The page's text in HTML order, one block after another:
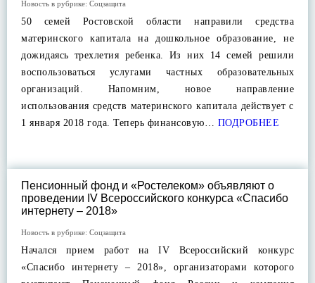
Новость в рубрике: Соцзащита
50 семей Ростовской области направили средства
материнского капитала на дошкольное образование, не
дожидаясь трехлетия ребенка. Из них 14 семей решили
воспользоваться услугами частных образовательных
организаций. Напомним, новое направление
использования средств материнского капитала действует с
1 января 2018 года. Теперь финансовую… ПОДРОБНЕЕ
Пенсионный фонд и «Ростелеком» объявляют о
проведении IV Всероссийского конкурса «Спасибо
интернету – 2018»
Новость в рубрике: Соцзащита
Начался прием работ на IV Всероссийский конкурс
«Спасибо интернету – 2018», организаторами которого